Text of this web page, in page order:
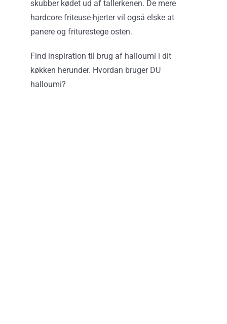
skubber kødet ud af tallerkenen. De mere
hardcore friteuse-hjerter vil også elske at
panere og friturestege osten.
Find inspiration til brug af halloumi i dit
køkken herunder. Hvordan bruger DU
halloumi?